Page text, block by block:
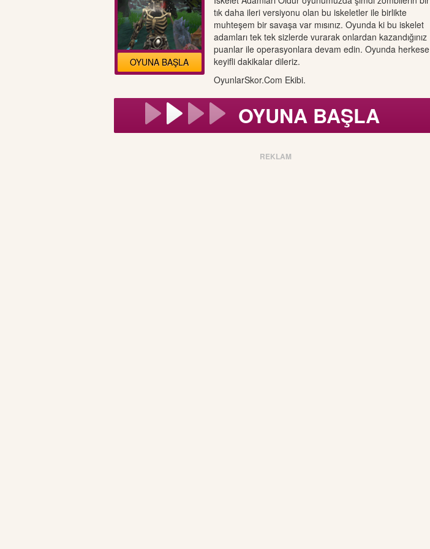
OYUNA BAŞLA
tık daha ileri versiyonu olan bu iskeletler ile birlikte
muhteşem bir savaşa var mısınız. Oyunda ki bu iskelet
adamları tek tek sizlerde vurarak onlardan kazandığınız
puanlar ile operasyonlara devam edin. Oyunda herkese
keyifli dakikalar dileriz.
OyunlarSkor.Com Ekibi.
OYUNA BAŞLA
REKLAM